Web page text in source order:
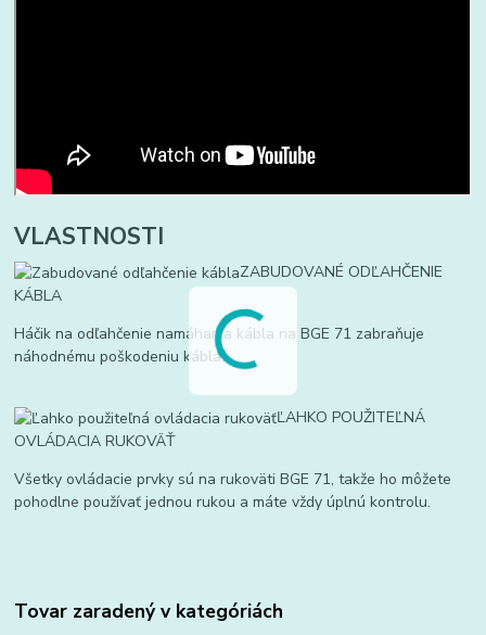
VLASTNOSTI
ZABUDOVANÉ ODĽAHČENIE
KÁBLA
Háčik na odľahčenie namáhania kábla na BGE 71 zabraňuje
náhodnému poškodeniu kábla.
ĽAHKO POUŽITEĽNÁ
OVLÁDACIA RUKOVÄŤ
Všetky ovládacie prvky sú na rukoväti BGE 71, takže ho môžete
pohodlne používať jednou rukou a máte vždy úplnú kontrolu.
Tovar zaradený v kategóriách